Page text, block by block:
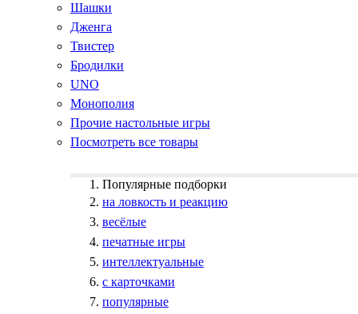
Шашки
Дженга
Твистер
Бродилки
UNO
Монополия
Прочие настольные игры
Посмотреть все товары
Популярные подборки
на ловкость и реакцию
весёлые
печатные игры
интеллектуальные
с карточками
популярные